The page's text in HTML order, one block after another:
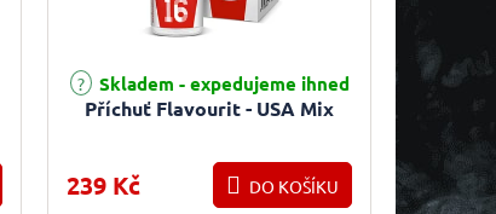
Příchuť Flavourit - USA Mix
Skladem - expedujeme ihned
239 Kč DO KOŠÍKU